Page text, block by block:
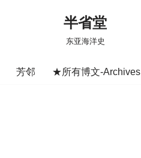
半省堂
东亚海洋史
芳邻 ★所有博文-Archives